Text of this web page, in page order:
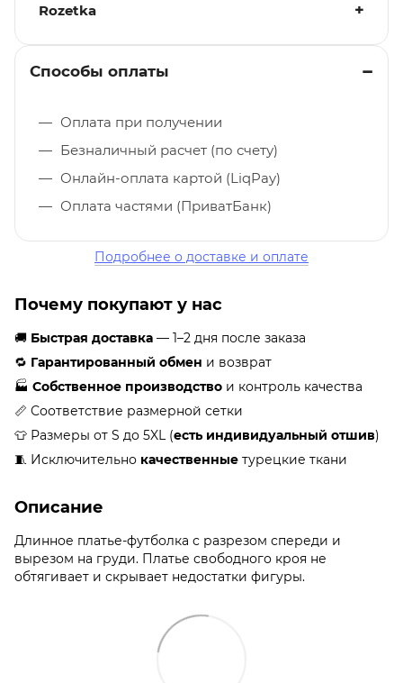
Rozetka
Способы оплаты
Оплата при получении
Безналичный расчет (по счету)
Онлайн-оплата картой (LiqPay)
Оплата частями (ПриватБанк)
Подробнее о доставке и оплате
Почему покупают у нас
🚚 Быстрая доставка — 1–2 дня после заказа
🔁 Гарантированный обмен и возврат
🏭 Собственное производство и контроль качества
📏 Соответствие размерной сетки
👕 Размеры от S до 5XL (есть индивидуальный отшив)
🧵 Исключительно качественные турецкие ткани
Описание
Длинное платье-футболка с разрезом спереди и
вырезом на груди. Платье свободного кроя не
обтягивает и скрывает недостатки фигуры.